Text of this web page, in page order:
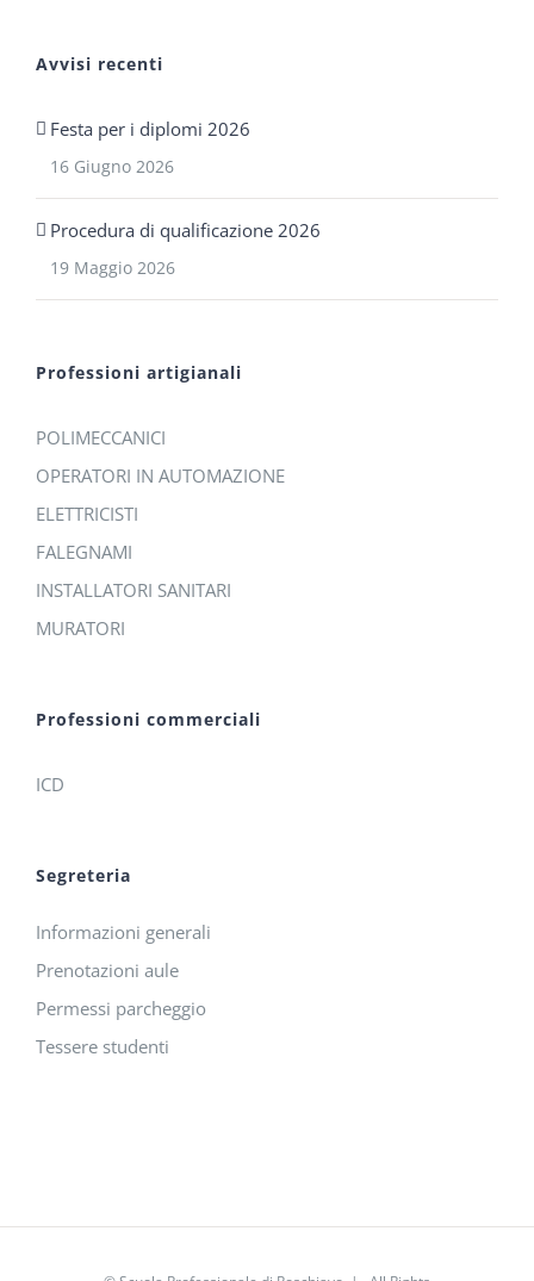
Avvisi recenti
Festa per i diplomi 2026
16 Giugno 2026
Procedura di qualificazione 2026
19 Maggio 2026
Professioni artigianali
POLIMECCANICI
OPERATORI IN AUTOMAZIONE
ELETTRICISTI
FALEGNAMI
INSTALLATORI SANITARI
MURATORI
Professioni commerciali
ICD
Segreteria
Informazioni generali
Prenotazioni aule
Permessi parcheggio
Tessere studenti